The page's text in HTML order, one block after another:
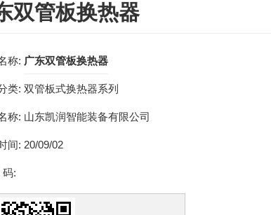
双管板换热器
称: 广东双管板换热器
类: 双管板式换热器系列
称: 山东凯润智能装备有限公司
间: 20/09/02
码: